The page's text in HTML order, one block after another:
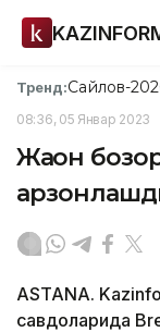
Тренд:Сайлов-
08:36, 05 Январ 2023
Жаҳон
ASTANA.
савдоларида